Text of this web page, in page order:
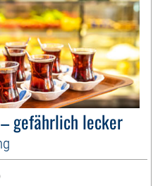
gefährlich lecker